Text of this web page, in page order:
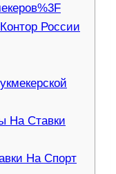
России
На Ставки
На Спорт